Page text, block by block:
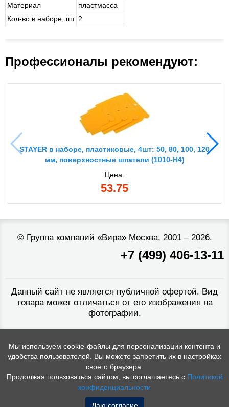
Материал
пласт­мас­са
Кол-во в наборе, шт 2
Профессионалы рекомендуют:
STAYER в наборе, пластиковые, 4шт: 50, 80, 100, 120
мм, поверхностные шпатели (1010-H4)
Цена:
53.75
© Группа компаний «Вира»Москва, 2001 – 2026.
+7 (499) 406-13-11
Данный сайт не является публичной офертой. Вид
товара может отличаться от его изображения на
фотографии.
Мы используем cookie-файлы для персонализации контента и
удобства пользователей. Вы можете запретить их в настройках
своего браузера.
Продолжая пользоваться сайтом, вы соглашаетесь с Политикой
конфиденциальности